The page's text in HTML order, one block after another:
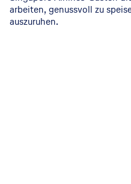
arbeiten, genussvoll zu
auszuruhen.